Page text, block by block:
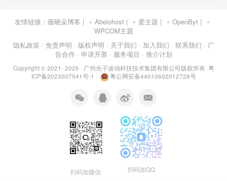
友情链接： 薇晓朵博客 | Abelohost | 爱主题 | OpenByt |
WPCOM主题
隐私政策 · 免责声明 · 版权声明 · 关于我们 · 加入我们 · 联系我们 · 广
告合作 · 申请开票 · 服务项目 · 推介计划
Copyright © 2021- 2025 · 广州光子波动科技技术集团有限公司版权所有·粤
ICP备2023007541号-1 · 粤公网安备44010602012728号
扫码加微信 扫码加QQ